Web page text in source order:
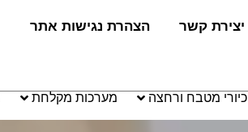
יצירת קשר הצהרת נגישות אתר
כיורי מטבח ורחצה מערכות מקלחת